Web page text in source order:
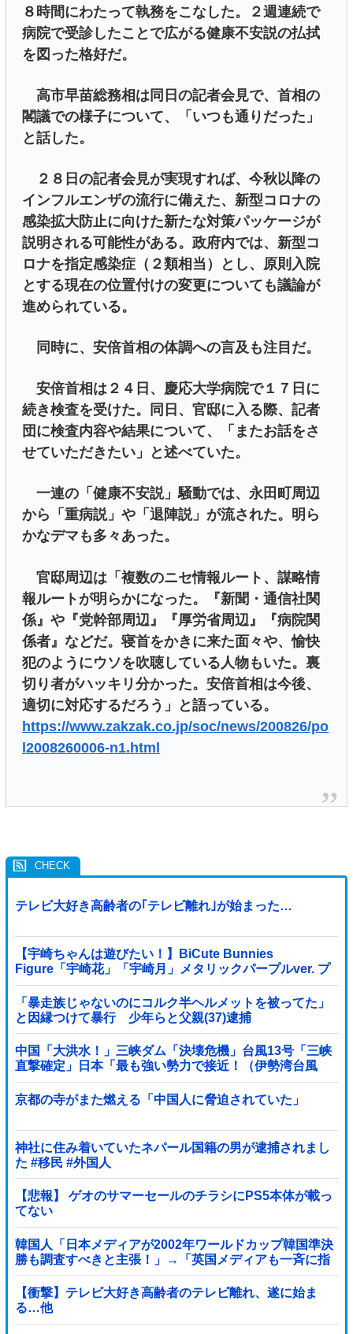
８時間にわたって執務をこなした。２週連続で
病院で受診したことで広がる健康不安説の払拭
を図った格好だ。
高市早苗総務相は同日の記者会見で、首相の
閣議での様子について、「いつも通りだった」
と話した。
２８日の記者会見が実現すれば、今秋以降の
インフルエンザの流行に備えた、新型コロナの
感染拡大防止に向けた新たな対策パッケージが
説明される可能性がある。政府内では、新型コ
ロナを指定感染症（２類相当）とし、原則入院
とする現在の位置付けの変更についても議論が
進められている。
同時に、安倍首相の体調への言及も注目だ。
安倍首相は２４日、慶応大学病院で１７日に
続き検査を受けた。同日、官邸に入る際、記者
団に検査内容や結果について、「またお話をさ
せていただきたい」と述べていた。
一連の「健康不安説」騒動では、永田町周辺
から「重病説」や「退陣説」が流された。明ら
かなデマも多々あった。
官邸周辺は「複数のニセ情報ルート、謀略情
報ルートが明らかになった。『新聞・通信社関
係』や『党幹部周辺』『厚労省周辺』『病院関
係者』などだ。寝首をかきに来た面々や、愉快
犯のようにウソを吹聴している人物もいた。裏
切り者がハッキリ分かった。安倍首相は今後、
適切に対応するだろう」と語っている。
https://www.zakzak.co.jp/soc/news/200826/po
l2008260006-n1.html
テレビ大好き高齢者の｢テレビ離れ｣が始まった…
【宇崎ちゃんは遊びたい！】BiCute Bunnies
Figure「宇崎花」「宇崎月」メタリックパープルver. プ
ライズフィギュア【ラウンドワン限定で展開決定】
「暴走族じゃないのにコルク半ヘルメットを被ってた」
と因縁つけて暴行 少年らと父親(37)逮捕
中国「大洪水！」三峡ダム「決壊危機」台風13号「三峡
直撃確定」日本「最も強い勢力で接近！（伊勢湾台風
級」台風13号と15号「中国本土でぶつかり合...
京都の寺がまた燃える「中国人に脅迫されていた」
神社に住み着いていたネパール国籍の男が逮捕されまし
た #移民 #外国人
【悲報】 ゲオのサマーセールのチラシにPS5本体が載っ
てない
韓国人「日本メディアが2002年ワールドカップ韓国準決
勝も調査すべきと主張！」→「英国メディアも一斉に指
摘‥」
【衝撃】テレビ大好き高齢者のテレビ離れ、遂に始ま
る…他